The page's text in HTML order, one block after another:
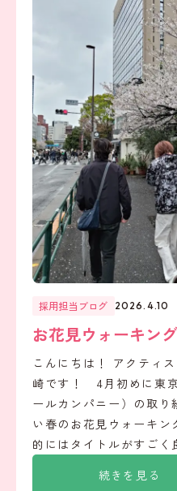
続きを見る
採用担当ブログ 2026.4.10
お花見ウォーキング
こんにちは！ アクティ
崎です！ 4月初めに東
ールカンパニー）の取
い春のお花見ウォーキ
的にはタイトルがすご